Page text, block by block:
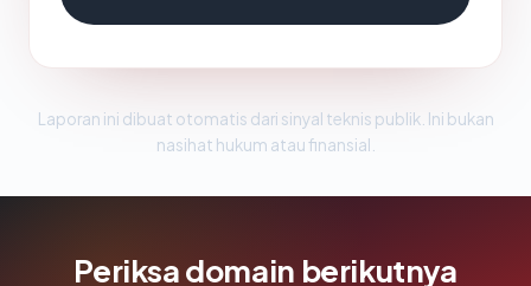
Laporan ini dibuat otomatis dari sinyal teknis publik. Ini bukan
nasihat hukum atau finansial.
Periksa domain berikutnya